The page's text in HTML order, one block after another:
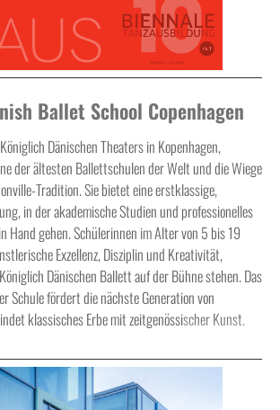
Ballet School Copenhagen
Dänischen Theaters in Kopenhagen,
der ältesten Ballettschulen der Welt und die Wiege
Tradition. Sie bietet eine erstklassige,
in der akademische Studien und professionelles
Hand gehen. Schülerinnen im Alter von 5 bis 19
Exzellenz, Disziplin und Kreativität,
Dänischen Ballett auf der Bühne stehen. Das
Schule fördert die nächste Generation von
klassisches Erbe mit zeitgenössischer Kunst.